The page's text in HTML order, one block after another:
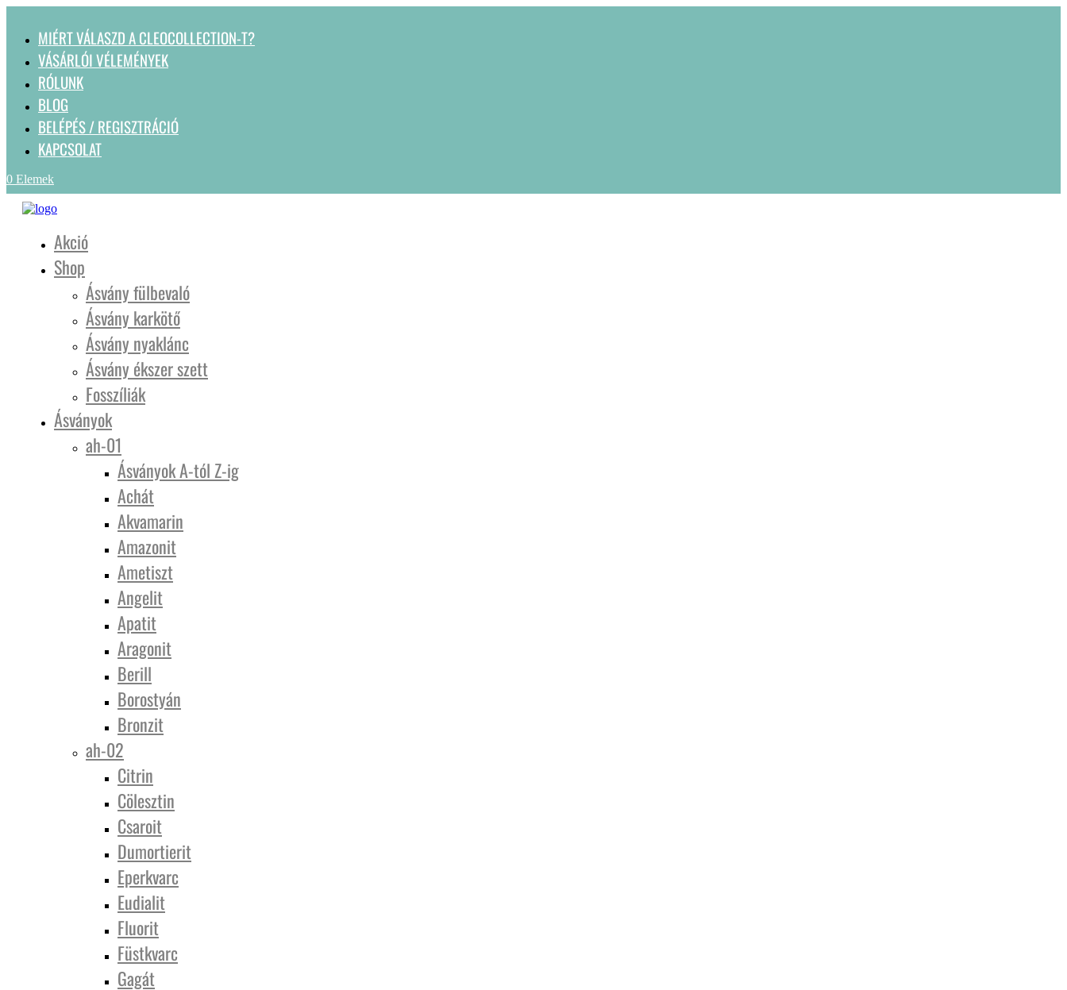
MIÉRT VÁLASZD A CLEOCOLLECTION-T?
VÁSÁRLÓI VÉLEMÉNYEK
RÓLUNK
BLOG
BELÉPÉS / REGISZTRÁCIÓ
KAPCSOLAT
0 Elemek
Akció
Shop
Ásvány fülbevaló
Ásvány karkötő
Ásvány nyaklánc
Ásvány ékszer szett
Fosszíliák
Ásványok
ah-01
Ásványok A-tól Z-ig
Achát
Akvamarin
Amazonit
Ametiszt
Angelit
Apatit
Aragonit
Berill
Borostyán
Bronzit
ah-02
Citrin
Cölesztin
Csaroit
Dumortierit
Eperkvarc
Eudialit
Fluorit
Füstkvarc
Gagát